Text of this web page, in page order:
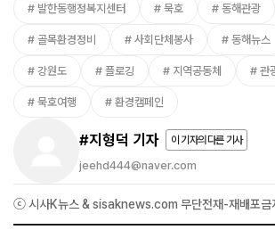
발한동행정복지센터 묵호 동해관광
골목환경정비 사회단체봉사 동해뉴스
강원도 플로깅 지역공동체 관
묵호여행 환경캠페인
#지형덕 기자 이 기자의 다른 기사
jeehd444@naver.com
ⓒ 시사K뉴스 & sisaknews.com 무단전재-재배포금